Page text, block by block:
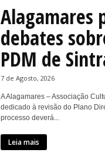
Alagamares
debates
PDM de
7 de Agosto, 2026
A Alagamares – Associação
dedicado à revisão do Plano
processo deverá...
Leia mais